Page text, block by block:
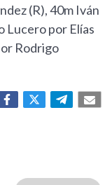
(R), 40m Iván
Lucero por Elías
Rodrigo